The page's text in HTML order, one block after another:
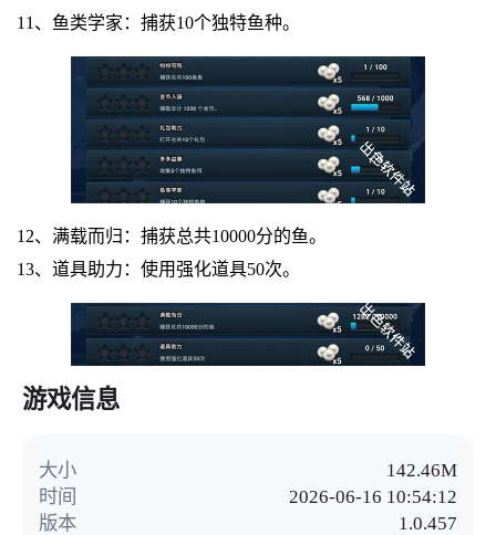
11、鱼类学家：捕获10个独特鱼种。
12、满载而归：捕获总共10000分的鱼。
13、道具助力：使用强化道具50次。
游戏信息
大小
142.46M
时间
2026-06-16 10:54:12
版本
1.0.457